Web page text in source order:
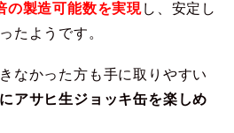
の製造可能数を実現し、安定し
たようです。
なかった方も手に取りやすい
アサヒ生ジョッキ缶を楽しめ